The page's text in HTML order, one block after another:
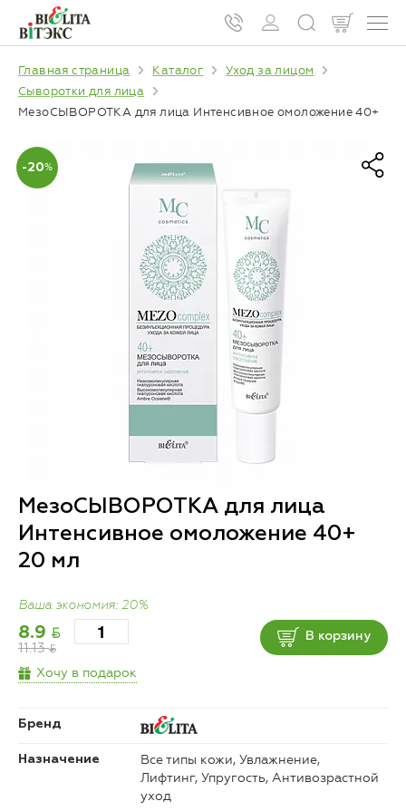
Главная страница Каталог
Уход за лицом
Сыворотки для лица
МезоСЫВОРОТКА для лица Интенсивное омоложение 40+
-20%
МезоСЫВОРОТКА для лица
Интенсивное омоложение 40+
20 мл
Ваша экономия: 20%
8.9 BYN
11.13BYN
В корзину
Хочу в подарок
Бренд
Назначение
Все типы кожи, Увлажнение,
Лифтинг, Упругость, Антивозрастной
уход